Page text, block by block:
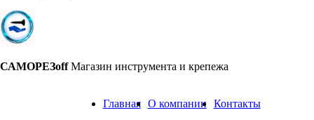
САМОРЕЗoff Магазин инструмента и крепежа
Главная О компании Контакты